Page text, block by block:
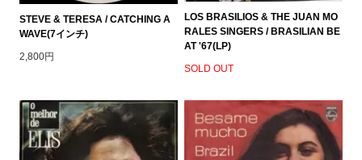
STEVE & TERESA / CATCHING A
WAVE(7インチ)
2,800円
LOS BRASILIOS & THE JUAN MO
RALES SINGERS / BRASILIAN BE
AT '67(LP)
SOLD OUT